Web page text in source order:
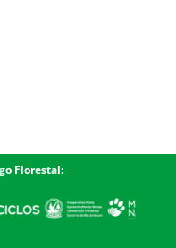
Florestal: